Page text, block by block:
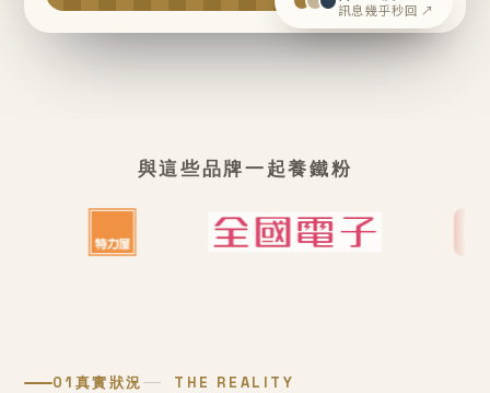
訊息幾乎秒回 ↗
與這些品牌一起養鐵粉
01 真實狀況 THE REALITY